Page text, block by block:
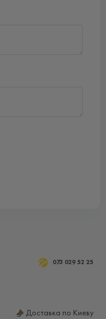
073 029 52 25
Доставка по Киеву